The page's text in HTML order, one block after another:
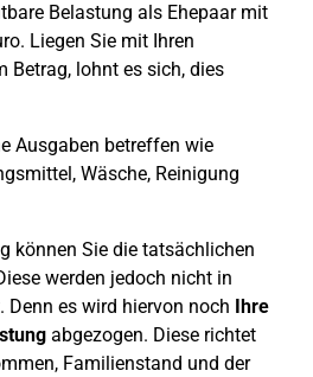
Belastung als Ehepaar mit
Liegen Sie mit Ihren
Betrag, lohnt es sich, dies
Ausgaben betreffen wie
Wäsche, Reinigung
können Sie die tatsächlichen
werden jedoch nicht in
Denn es wird hiervon noch Ihre
abgezogen. Diese richtet
Familienstand und der